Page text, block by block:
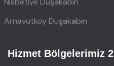
Arnavutköy Duşakabin
Hizmet Bölgelerimiz 2